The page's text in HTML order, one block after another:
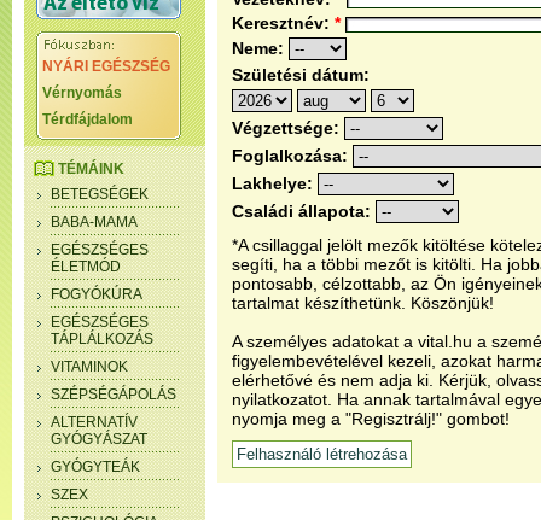
NYÁRI EGÉSZSÉG
Vérnyomás
Térdfájdalom
TÉMÁINK
BETEGSÉGEK
BABA-MAMA
EGÉSZSÉGES
ÉLETMÓD
FOGYÓKÚRA
EGÉSZSÉGES
TÁPLÁLKOZÁS
VITAMINOK
SZÉPSÉGÁPOLÁS
ALTERNATÍV
GYÓGYÁSZAT
GYÓGYTEÁK
SZEX
Keresztnév: *
Neme:
Születési dátum:
Végzettsége:
Foglalkozása:
Lakhelye:
Családi állapota:
*A csillaggal jelölt mezők kitöltése
segíti, ha a többi mezőt is kitölti. Ha
pontosabb, célzottabb, az Ön
tartalmat készíthetünk. Köszönjük!
A személyes adatokat a vital.hu a
figyelembevételével kezeli, azokat
elérhetővé és nem adja ki. Kérjük,
nyilatkozatot. Ha annak tartalmával
nyomja meg a "Regisztrálj!" gombot!